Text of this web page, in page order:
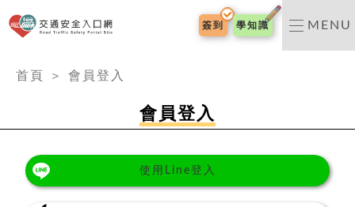
交通安全入口網
簽到 學知識 MENU
首頁
＞ 會員登入
會員登入
使用Line登入